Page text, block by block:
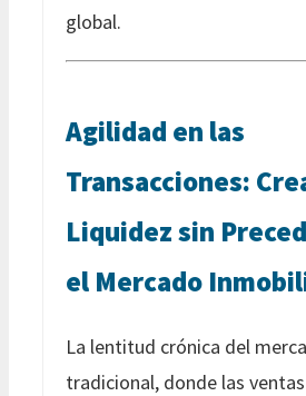
global.
Agilidad en las
Transacciones:
Liquidez sin
el Mercado
La lentitud crónica del
tradicional, donde las